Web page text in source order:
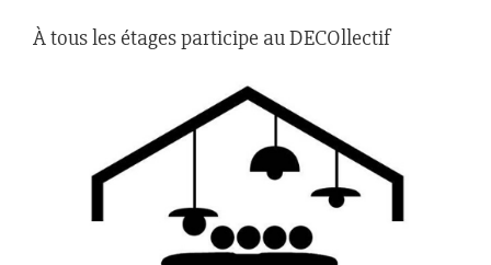
À tous les étages participe au DECOllectif